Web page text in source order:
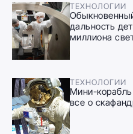
ТЕХНОЛОГИИ
дальность
миллиона
ТЕХНОЛОГИИ
Мини-корабль
все о